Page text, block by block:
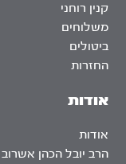
אודות
אודות
הרב יובל הכהן אשרוב
קנין רוחני
משלוחים
ביטולים
החזרות